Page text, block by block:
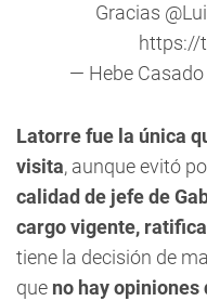
Gracias
https://
— Hebe Casado
Latorre fue la única
visita, aunque evitó
calidad de jefe de
cargo vigente,
tiene la decisión de
que no hay